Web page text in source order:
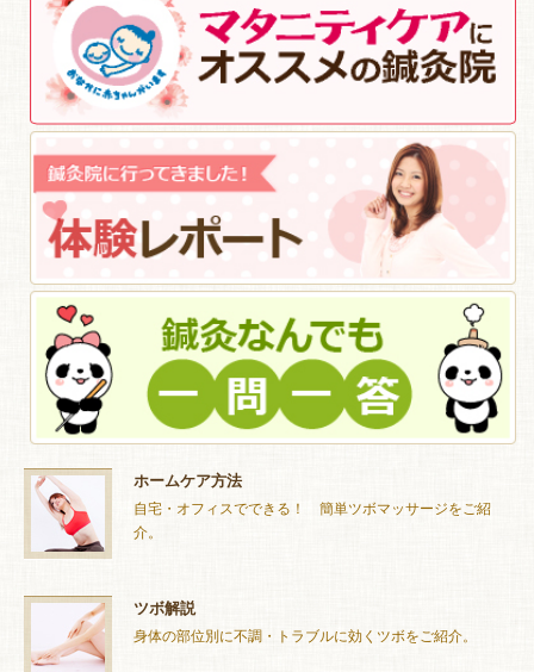
ホームケア方法
自宅・オフィスでできる！ 簡単ツボマッサージをご紹
介。
ツボ解説
身体の部位別に不調・トラブルに効くツボをご紹介。